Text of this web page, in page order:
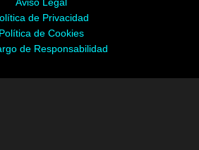
Aviso Legal
de Privacidad
Política de Cookies
de Responsabilidad